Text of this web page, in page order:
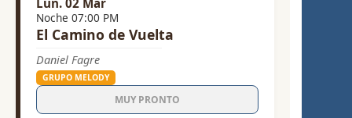
Lun. 02 Mar
Noche 07:00 PM
El Camino de Vuelta
Daniel Fagre
GRUPO MELODY
MUY PRONTO